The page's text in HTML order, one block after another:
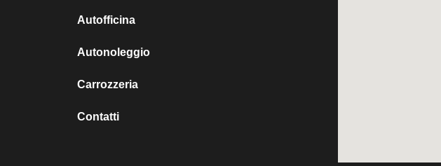
Autofficina
Autonoleggio
Carrozzeria
Contatti